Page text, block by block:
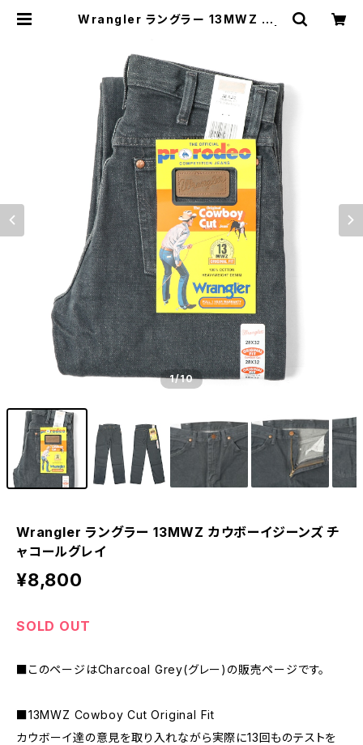
Wrangler ラングラー 13MWZ カウ
1/10
Wrangler ラングラー 13MWZ カウボーイジーンズ チ
ャコールグレイ
¥8,800
SOLD OUT
■このページはCharcoal Grey(グレー)の販売ページです。
■13MWZ Cowboy Cut Original Fit
カウボーイ達の意見を取り入れながら実際に13回ものテストを